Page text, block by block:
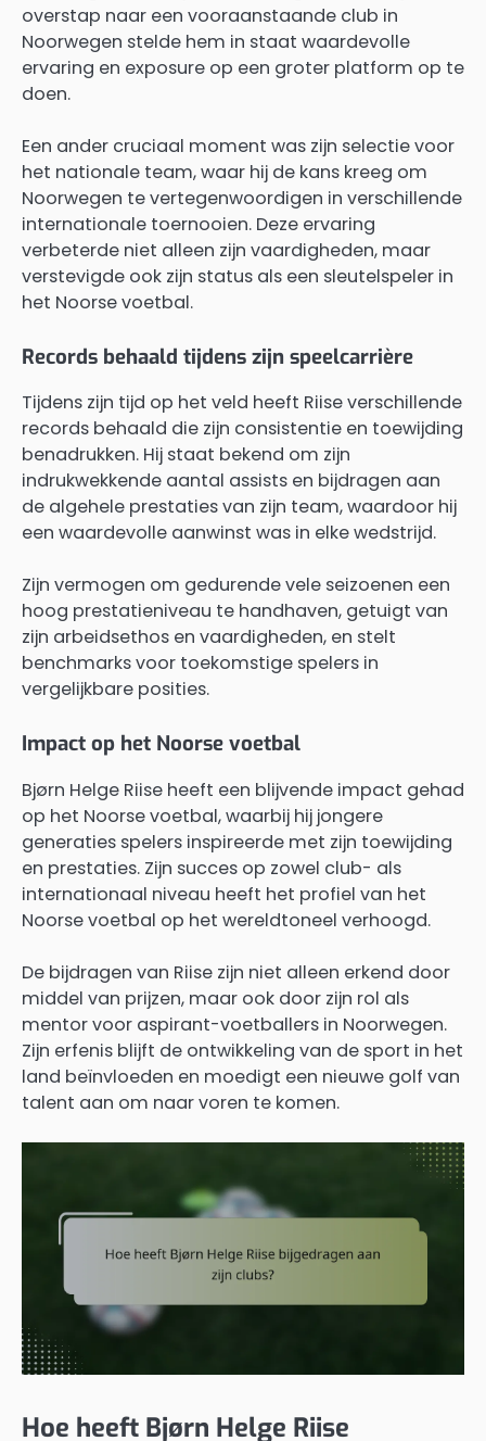
overstap naar een vooraanstaande club in
Noorwegen stelde hem in staat waardevolle
ervaring en exposure op een groter platform op te
doen.
Een ander cruciaal moment was zijn selectie voor
het nationale team, waar hij de kans kreeg om
Noorwegen te vertegenwoordigen in verschillende
internationale toernooien. Deze ervaring
verbeterde niet alleen zijn vaardigheden, maar
verstevigde ook zijn status als een sleutelspeler in
het Noorse voetbal.
Records behaald tijdens zijn speelcarrière
Tijdens zijn tijd op het veld heeft Riise verschillende
records behaald die zijn consistentie en toewijding
benadrukken. Hij staat bekend om zijn
indrukwekkende aantal assists en bijdragen aan
de algehele prestaties van zijn team, waardoor hij
een waardevolle aanwinst was in elke wedstrijd.
Zijn vermogen om gedurende vele seizoenen een
hoog prestatieniveau te handhaven, getuigt van
zijn arbeidsethos en vaardigheden, en stelt
benchmarks voor toekomstige spelers in
vergelijkbare posities.
Impact op het Noorse voetbal
Bjørn Helge Riise heeft een blijvende impact gehad
op het Noorse voetbal, waarbij hij jongere
generaties spelers inspireerde met zijn toewijding
en prestaties. Zijn succes op zowel club- als
internationaal niveau heeft het profiel van het
Noorse voetbal op het wereldtoneel verhoogd.
De bijdragen van Riise zijn niet alleen erkend door
middel van prijzen, maar ook door zijn rol als
mentor voor aspirant-voetballers in Noorwegen.
Zijn erfenis blijft de ontwikkeling van de sport in het
land beïnvloeden en moedigt een nieuwe golf van
talent aan om naar voren te komen.
Hoe heeft Bjørn Helge Riise